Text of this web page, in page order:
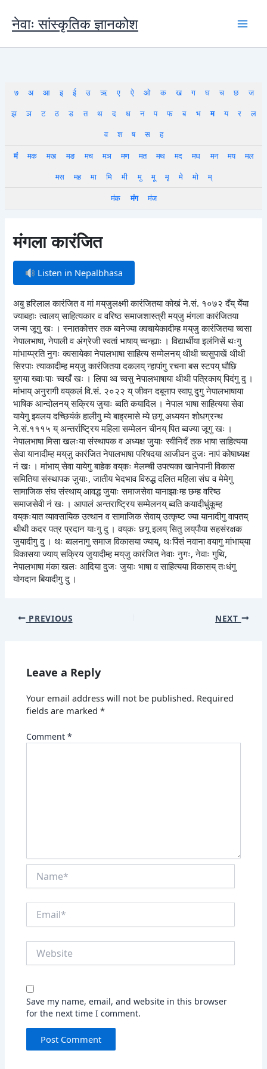
content
नेवाः सांस्कृतिक ज्ञानकोश
७ अ आ इ ई उ ऋ ए ऐ ओ क ख ग घ च छ
ज
झ
ञ ट ठ ड त थ द ध न प फ ब भ म य र
ल
व
श ष स
ह
मं
मक मख मङ मच मञ मण मत मथ मद मध मन मय
मल
मस
मह मा मि मी मु मू मृ मे मो
म्
मंक
मंग मंज
मंगला कारंजित
Listen in Nepalbhasa
अबु हरिलाल कारंजित व मां मय्‌जुलक्ष्मी कारंजितया कोखं ने.सं. १०७२ दँय् येँया
ज्याबहाः त्वालय् साहित्यकार व वरिष्ठ समाजशास्त्री मय्‌जु मंगला कारंजितया
जन्म जूगु खः । स्नातकोत्तर तक ब्वनेज्या क्वचायेकादीम्ह मय्‌जु कारंजितया च्वसा
नेपालभाषा, नेपाली व अंग्रेजी स्वतां भाषाय् च्वन्ह्याः । विद्यार्थीया इलंनिसें थःगु
मांभाय्प्रति नुगः क्वसायेका नेपालभाषा साहित्य सम्मेलनय् थीथी च्वसुपाखें थीथी
सिरपाः त्याकादीम्ह मय्‌जु कारंजितया दकलय् न्हापांगु रचना बस स्टपय् घौछि
युगया ख्वाःपाः च्वखँ खः । लिपा थ्व च्वसु नेपालभाषाया थीथी पत्रिकाय् पिदंगु दु ।
मांभाय् अनुरागी वय्‌कलं वि.सं. २०२२ य् जीवन दबूनाप स्वापू दुगु नेपालभाषाया
भाषिक आन्दोलनय् सक्रिय जुयाः ब्वति कयादिल । नेपाल भाषा साहित्यया सेवा
यायेगु झ्वलय दच्छियंकं हालीगु म्ये बाह्रमासे म्ये छगू अध्ययन शोधग्रन्थ
ने.सं.१११५ य् अन्तर्राष्ट्रिय महिला सम्मेलन चीनय् पित ब्वज्या जूगु खः ।
नेपालभाषा मिसा खलःया संस्थापक व अध्यक्ष जुयाः स्वीनिदँ तक भाषा साहित्यया
सेवा यानादीम्ह मय्‌जु कारंजित नेपालभाषा परिषदया आजीवन दुजः नापं कोषाध्यक्ष
नं खः । मांभाय् सेवा यायेगु बाहेक वय्‌कः मेलम्ची उपत्यका खानेपानी विकास
समितिया संस्थापक जुयाः, जातीय भेदभाव विरुद्ध दलित महिला संघ व मेमेगु
सामाजिक संघ संस्थाय् आवद्ध जुयाः समाजसेवा यानाझाःम्ह छम्ह वरिष्ठ
समाजसेवी नं खः । आपालं अन्तराष्ट्रिय सम्मेलनय् ब्वति कयादीधुंकूम्ह
वय्‌कःयात व्यावसायिक उत्थान व सामाजिक सेवाय् उत्कृष्ट ज्या यानादीगु वापतय्
थीथी कदर पत्र प्रदान याःगु दु । वय्‌कः छगू इलय् सितु लय्‌पौया सहसंरक्षक
जुयादीगु दु । थः ब्वलनागु समाज विकासया ज्याय्, थःपिंसं नवाना वयागु मांभाय्‌या
विकासया ज्याय् सक्रिय जुयादीम्ह मय्‌जु कारंजित नेवाः नुगः, नेवाः गुथि,
नेपालभाषा मंका खलः आदिया दुजः जुयाः भाषा व साहित्यया विकासय् तःधंगु
योगदान बियादीगु दु ।
PREVIOUS NEXT
Leave a Reply
Your email address will not be published. Required
fields are marked*
Comment*
Save my name, email, and website in this browser
for the next time I comment.